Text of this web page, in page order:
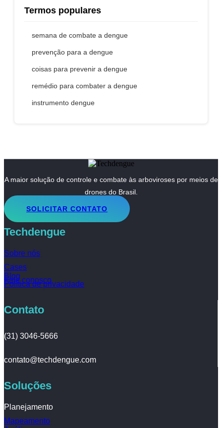
Termos populares
semana de combate a dengue
prevenção para a dengue
coisas para prevenir a dengue
remédio para combater a dengue
instrumento dengue
A maior solução de controle e combate às arboviroses por meios de
drones do Brasil.
SOLICITAR CONTATO
Techdengue
Sobre nós
Cases
Blog
Fale conosco
Política de privacidade
Contato
(31) 3046-5666
contato@techdengue.com
Soluções
Planejamento
Mapeamento